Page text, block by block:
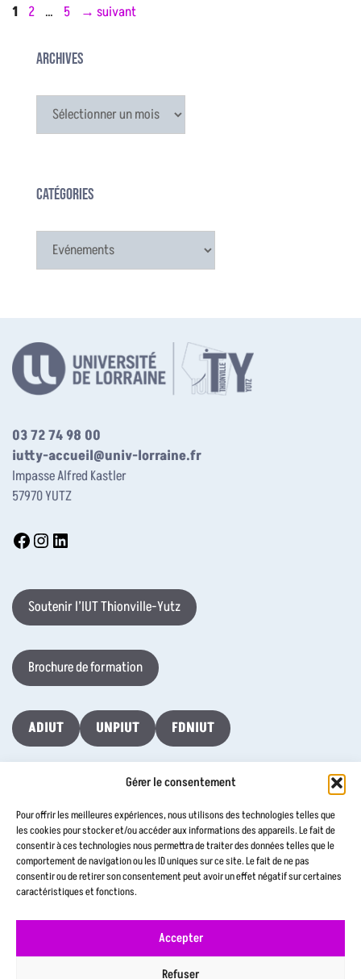
Gérer le consentement
Pour offrir les meilleures expériences, nous utilisons des technologies telles que
les cookies pour stocker et/ou accéder aux informations des appareils. Le fait de
consentir à ces technologies nous permettra de traiter des données telles que le
comportement de navigation ou les ID uniques sur ce site. Le fait de ne pas
consentir ou de retirer son consentement peut avoir un effet négatif sur certaines
caractéristiques et fonctions.
Accepter
Refuser
Page
1 Page
2 … Page
5 → suivant
Archives
Archives
Catégories
Catégories
03 72 74 98 00
iutty-accueil@univ-lorraine.fr
Impasse Alfred Kastler
57970 YUTZ
Soutenir l’IUT Thionville-Yutz
Brochure de formation
ADIUT UNPIUT FDNIUT
Contactez-nous
Aide à la navigation
Déclaration d’accessibilité